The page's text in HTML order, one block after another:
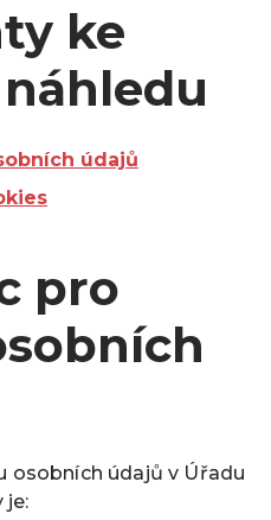
ke
údajů
pro
osobních údajů v Úřadu
je: